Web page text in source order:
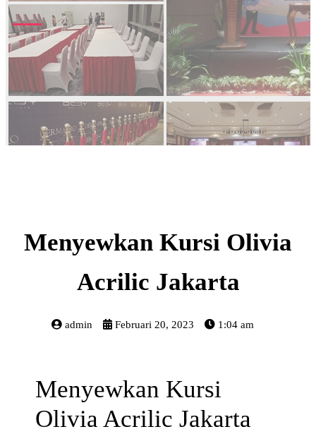
Menyewkan Kursi Olivia
Acrilic Jakarta
admin Februari 20, 2023 1:04 am
Menyewkan Kursi
Olivia Acrilic Jakarta